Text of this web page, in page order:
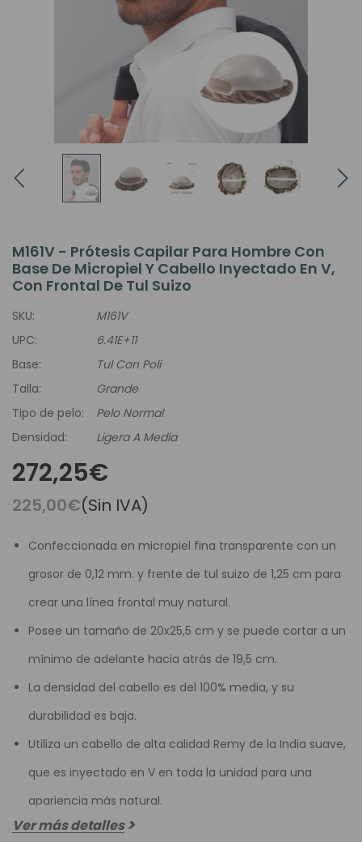
M161V - Prótesis Capilar Para Hombre Con
Base De Micropiel Y Cabello Inyectado En V,
Con Frontal De Tul Suizo
SKU:
M161V
UPC:
6.41E+11
Base:
Tul Con Poli
Talla:
Grande
Tipo de pelo:
Pelo Normal
Densidad:
Ligera A Media
272,25€
225,00€(Sin IVA)
Confeccionada en micropiel fina transparente con un
grosor de 0,12 mm. y frente de tul suizo de 1,25 cm para
crear una línea frontal muy natural.
Posee un tamaño de 20x25,5 cm y se puede cortar a un
mínimo de adelante hacia atrás de 19,5 cm.
La densidad del cabello es del 100% media, y su
durabilidad es baja.
Utiliza un cabello de alta calidad Remy de la India suave,
que es inyectado en V en toda la unidad para una
apariencia más natural.
Ver más detalles